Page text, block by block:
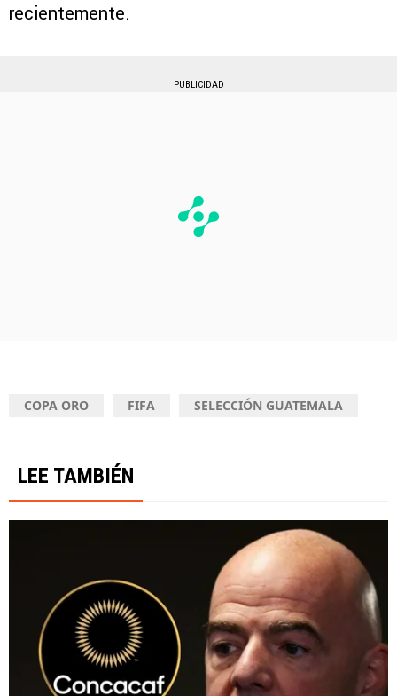
recientemente.
PUBLICIDAD
COPA ORO FIFA SELECCIÓN GUATEMALA
LEE TAMBIÉN